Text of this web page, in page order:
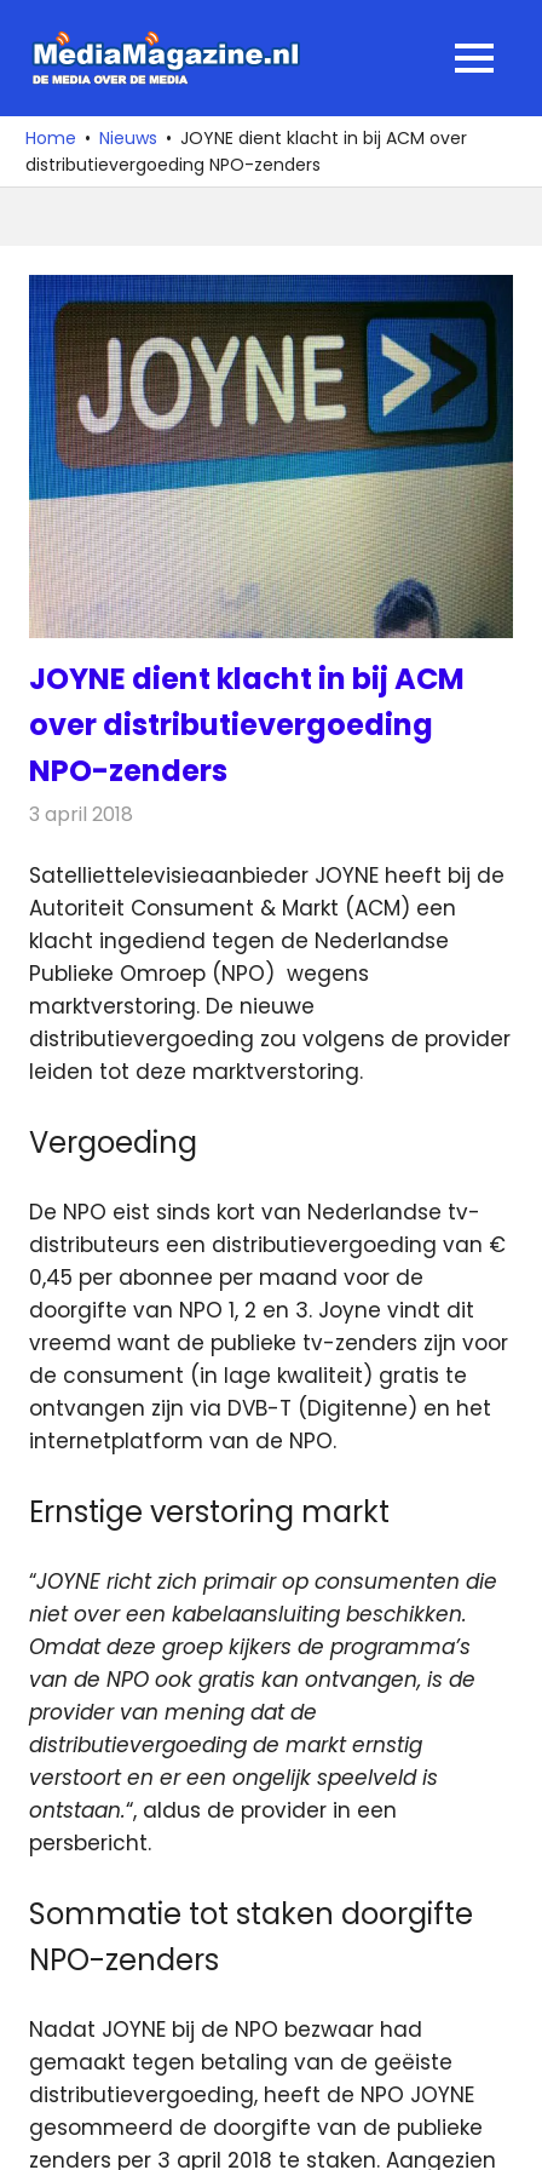
naar
media
over
de
MENU
Home Nieuws
JOYNE dient klacht in bij ACM over
distributievergoeding NPO-zenders
JOYNE dient klacht in bij ACM
over distributievergoeding
NPO-zenders
3 april 2018
Satelliettelevisieaanbieder JOYNE heeft bij de
Autoriteit Consument & Markt (ACM) een
klacht ingediend tegen de Nederlandse
Publieke Omroep (NPO) wegens
marktverstoring. De nieuwe
distributievergoeding zou volgens de provider
leiden tot deze marktverstoring.
Vergoeding
De NPO eist sinds kort van Nederlandse tv-
distributeurs een distributievergoeding van €
0,45 per abonnee per maand voor de
doorgifte van NPO 1, 2 en 3. Joyne vindt dit
vreemd want de publieke tv-zenders zijn voor
de consument (in lage kwaliteit) gratis te
ontvangen zijn via DVB-T (Digitenne) en het
internetplatform van de NPO.
Ernstige verstoring markt
“JOYNE richt zich primair op consumenten die
niet over een kabelaansluiting beschikken.
Omdat deze groep kijkers de programma’s
van de NPO ook gratis kan ontvangen, is de
provider van mening dat de
distributievergoeding de markt ernstig
verstoort en er een ongelijk speelveld is
ontstaan.“, aldus de provider in een
persbericht.
Sommatie tot staken doorgifte
NPO-zenders
Nadat JOYNE bij de NPO bezwaar had
gemaakt tegen betaling van de geëiste
distributievergoeding, heeft de NPO JOYNE
gesommeerd de doorgifte van de publieke
zenders per 3 april 2018 te staken. Aangezien